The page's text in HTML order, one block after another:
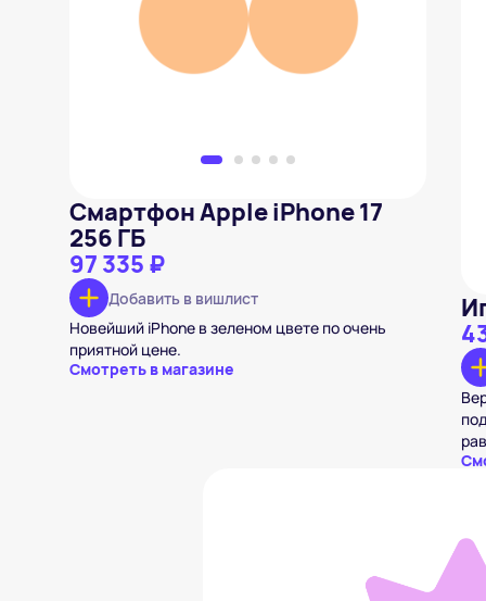
Добавить в вишлист
Смартфон Apple iPhone 17
256 ГБ
97 335 ₽
Добавить в вишлист
Новейший iPhone в зеленом цвете по очень
приятной цене.
Смотреть в магазине